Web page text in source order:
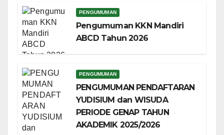
PENGUMUMAN
Pengumuman KKN Mandiri
ABCD Tahun 2026
PENGUMUMAN
PENGUMUMAN PENDAFTARAN
YUDISIUM dan WISUDA
PERIODE GENAP TAHUN
AKADEMIK 2025/2026